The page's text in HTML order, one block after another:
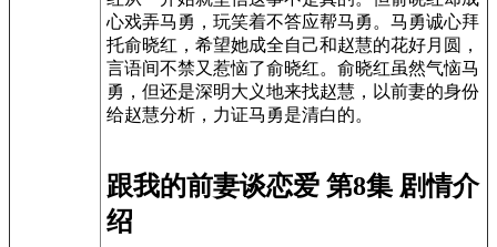
心戏弄马勇，玩笑着不答应帮马勇。马勇诚心拜
托俞晓红，希望她成全自己和赵慧的花好月圆，
言语间不禁又惹恼了俞晓红。俞晓红虽然气恼马
勇，但还是深明大义地来找赵慧，以前妻的身份
给赵慧分析，力证马勇是清白的。
跟我的前妻谈恋爱 第8集 剧情介
绍